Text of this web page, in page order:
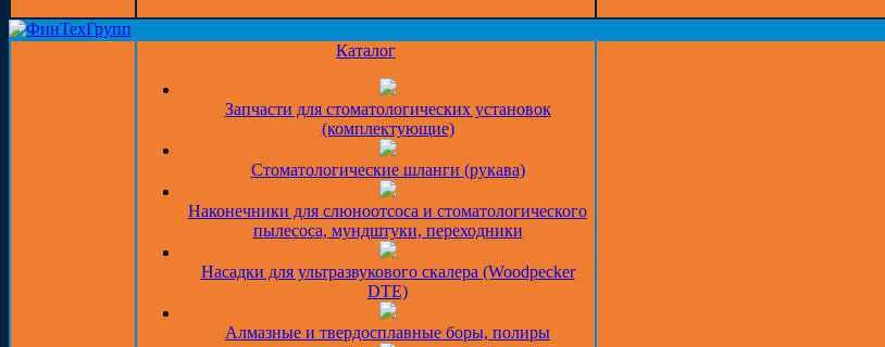
Каталог
Запчасти для стоматологических установок
(комплектующие)
Стоматологические шланги (рукава)
Наконечники для слюноотсоса и стоматологического
пылесоса, мундштуки, переходники
Насадки для ультразвукового скалера (Woodpecker
DTE)
Алмазные и твердосплавные боры, полиры